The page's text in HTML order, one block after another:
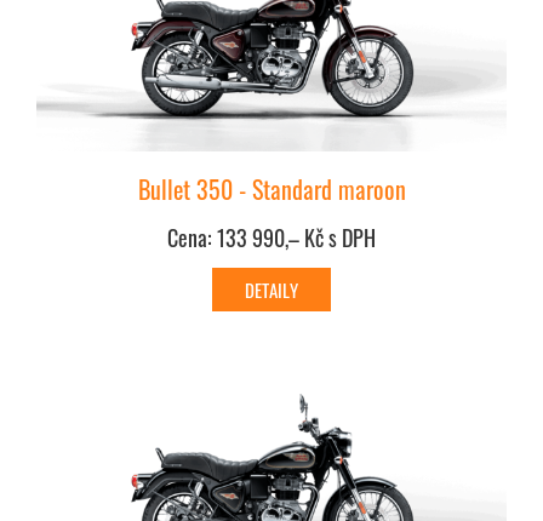
Bullet 350 - Standard maroon
Cena: 133 990,– Kč s DPH